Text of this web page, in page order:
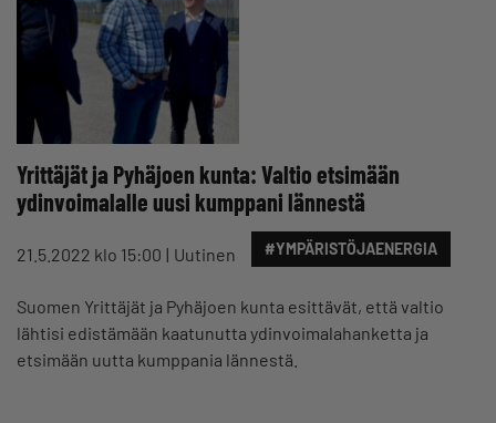
Yrittäjät ja Pyhäjoen kunta: Valtio etsimään
ydinvoimalalle uusi kumppani lännestä
21.5.2022 klo 15:00 Uutinen #YMPÄRISTÖJAENERGIA
Suomen Yrittäjät ja Pyhäjoen kunta esittävät, että valtio
lähtisi edistämään kaatunutta ydinvoimalahanketta ja
etsimään uutta kumppania lännestä.